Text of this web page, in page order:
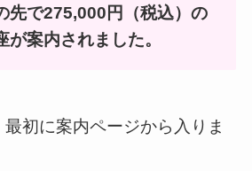
先で275,000円（税込）の
が案内されました。
初に案内ページから入りま